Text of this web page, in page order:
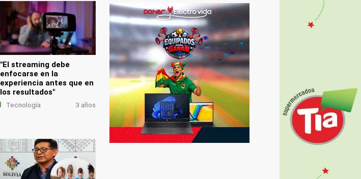
"El streaming debe
enfocarse en la
experiencia antes que en
los resultados"
Tecnología 3 años